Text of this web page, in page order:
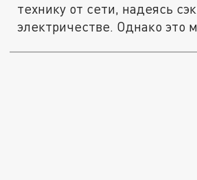
технику от сети, надеясь
электричестве. Однако это